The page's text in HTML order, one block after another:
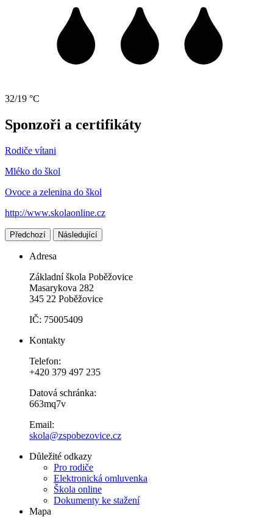
32/19 °C
Sponzoři a certifikáty
Rodiče vítani
Mléko do škol
Ovoce a zelenina do škol
http://www.skolaonline.cz
Předchozí Následující
Adresa
Základní škola Poběžovice
Masarykova 282
345 22 Poběžovice
IČ: 75005409
Kontakty
Telefon:
+420 379 497 235
Datová schránka:
663mq7v
Email:
skola@zspobezovice.cz
Důležité odkazy
Pro rodiče
Elektronická omluvenka
Škola online
Dokumenty ke stažení
Mapa